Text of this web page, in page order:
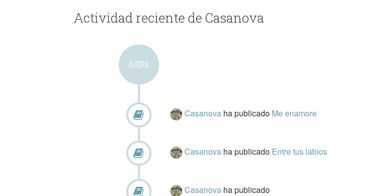
Actividad reciente de Casanova
AHORA
Casanova ha publicado Me enamore
Casanova ha publicado Entre tus labios
Casanova ha publicado